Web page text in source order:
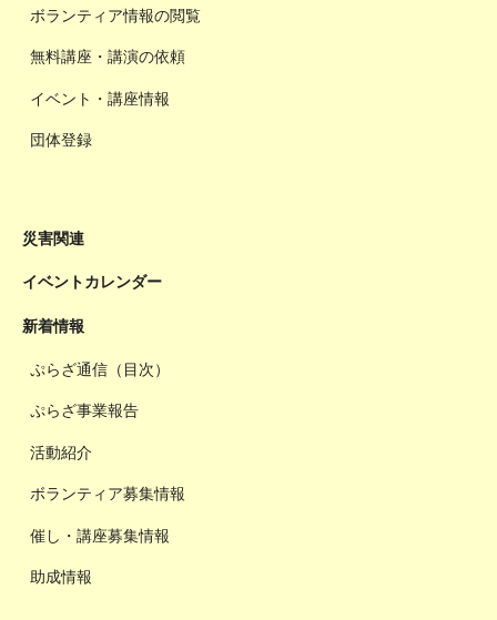
ボランティア情報の閲覧
無料講座・講演の依頼
イベント・講座情報
団体登録
災害関連
イベントカレンダー
新着情報
ぷらざ通信（目次）
ぷらざ事業報告
活動紹介
ボランティア募集情報
催し・講座募集情報
助成情報